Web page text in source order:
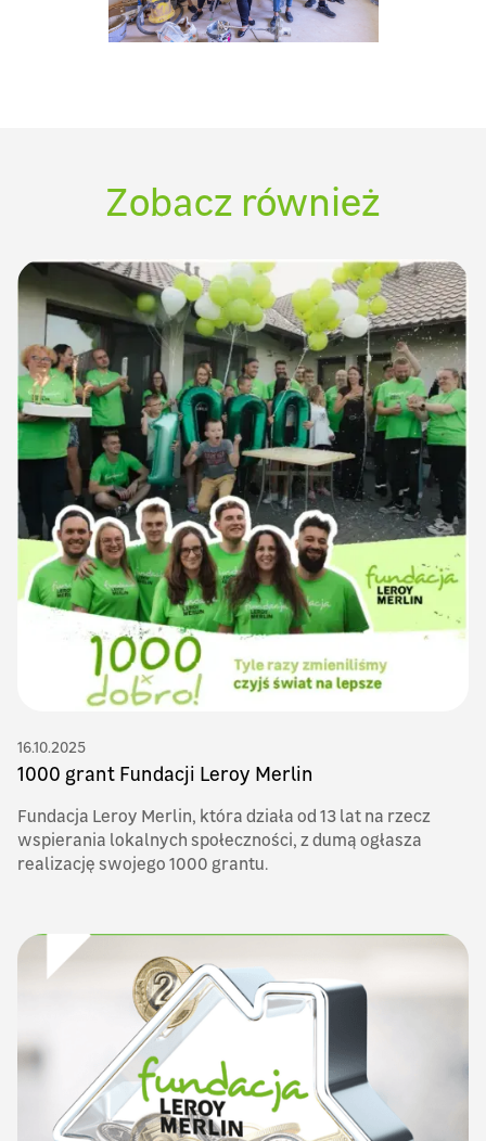
Zobacz również
16.10.2025
1000 grant Fundacji Leroy Merlin
Fundacja Leroy Merlin, która działa od 13 lat na rzecz
wspierania lokalnych społeczności, z dumą ogłasza
realizację swojego 1000 grantu.